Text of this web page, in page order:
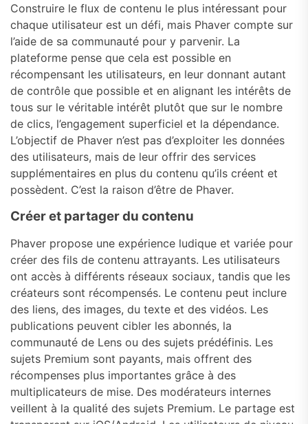
Construire le flux de contenu le plus intéressant pour
chaque utilisateur est un défi, mais Phaver compte sur
l’aide de sa communauté pour y parvenir. La
plateforme pense que cela est possible en
récompensant les utilisateurs, en leur donnant autant
de contrôle que possible et en alignant les intérêts de
tous sur le véritable intérêt plutôt que sur le nombre
de clics, l’engagement superficiel et la dépendance.
L’objectif de Phaver n’est pas d’exploiter les données
des utilisateurs, mais de leur offrir des services
supplémentaires en plus du contenu qu’ils créent et
possèdent. C’est la raison d’être de Phaver.
Créer et partager du contenu
Phaver propose une expérience ludique et variée pour
créer des fils de contenu attrayants. Les utilisateurs
ont accès à différents réseaux sociaux, tandis que les
créateurs sont récompensés. Le contenu peut inclure
des liens, des images, du texte et des vidéos. Les
publications peuvent cibler les abonnés, la
communauté de Lens ou des sujets prédéfinis. Les
sujets Premium sont payants, mais offrent des
récompenses plus importantes grâce à des
multiplicateurs de mise. Des modérateurs internes
veillent à la qualité des sujets Premium. Le partage est